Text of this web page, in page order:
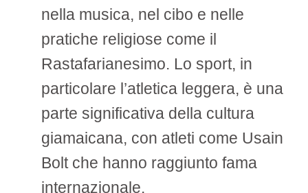
nella musica, nel cibo e nelle
pratiche religiose come il
Rastafarianesimo. Lo sport, in
particolare l’atletica leggera, è una
parte significativa della cultura
giamaicana, con atleti come Usain
Bolt che hanno raggiunto fama
internazionale.